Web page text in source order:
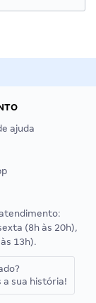
ajuda
(8h às 20h),
13h).
a sua história!